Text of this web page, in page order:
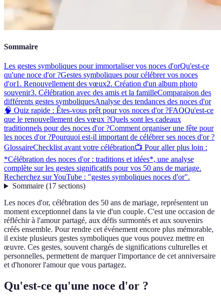
Sommaire
Les gestes symboliques pour immortaliser vos noces d'orQu'est-ce
qu'une noce d'or ?Gestes symboliques pour célébrer vos noces
d'or1. Renouvellement des vœux2. Création d'un album photo
souvenir3. Célébration avec des amis et la familleComparaison des
différents gestes symboliquesAnalyse des tendances des noces d'or
🧠 Quiz rapide : Êtes-vous prêt pour vos noces d'or ?FAQQu'est-ce
que le renouvellement des vœux ?Quels sont les cadeaux
traditionnels pour des noces d'or ?Comment organiser une fête pour
les noces d'or ?Pourquoi est-il important de célébrer ses noces d'or ?
GlossaireChecklist avant votre célébration📺 Pour aller plus loin :
*Célébration des noces d'or : traditions et idées*, une analyse
complète sur les gestes significatifs pour vos 50 ans de mariage.
Recherchez sur YouTube : "gestes symboliques noces d'or".
Sommaire(17 sections)
Les noces d'or, célébration des 50 ans de mariage, représentent un
moment exceptionnel dans la vie d'un couple. C'est une occasion de
réfléchir à l'amour partagé, aux défis surmontés et aux souvenirs
créés ensemble. Pour rendre cet événement encore plus mémorable,
il existe plusieurs gestes symboliques que vous pouvez mettre en
œuvre. Ces gestes, souvent chargés de significations culturelles et
personnelles, permettent de marquer l'importance de cet anniversaire
et d'honorer l'amour que vous partagez.
Qu'est-ce qu'une noce d'or ?